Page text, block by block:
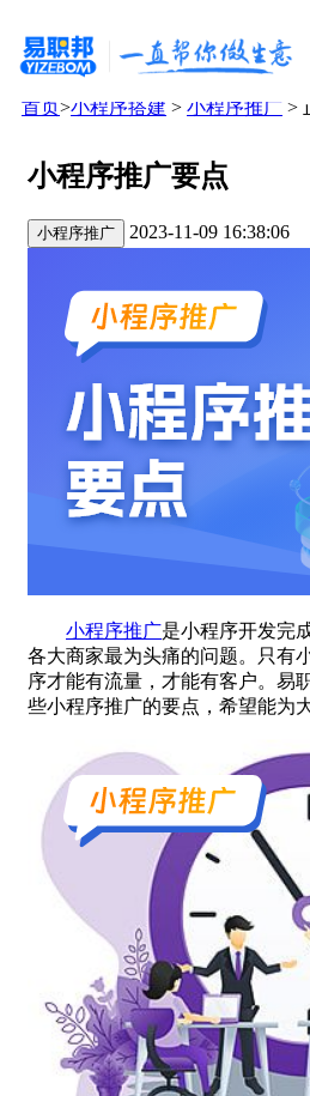
首页>小程序搭建 > 小程序推广 >
小程序推广要点
小程序推广 2023-11-09 16:38:06
小程序推广是小程序开发完
各大商家最为头痛的问题。只有
序才能有流量，才能有客户。易
些小程序推广的要点，希望能为